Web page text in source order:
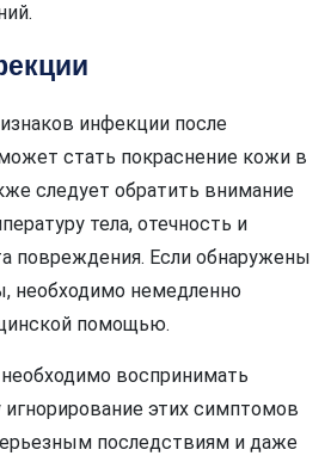
инфекции после
стать покраснение кожи в
следует обратить внимание
тела, отечность и
повреждения. Если обнаружены
необходимо немедленно
помощью.
воспринимать
игнорирование этих симптомов
последствиям и даже